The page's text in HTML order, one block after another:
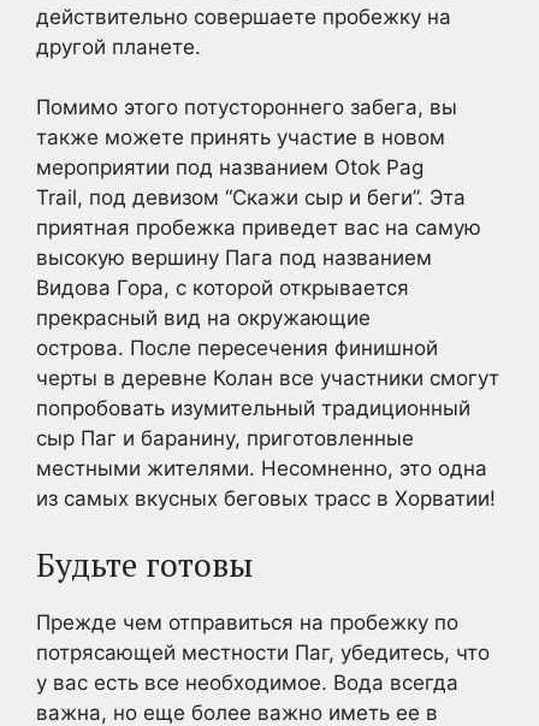
действительно совершаете пробежку на
другой планете.
Помимо этого потустороннего забега, вы
также можете принять участие в новом
мероприятии под названием Otok Pag
Trail, под девизом “Скажи сыр и беги”. Эта
приятная пробежка приведет вас на самую
высокую вершину Пага под названием
Видова Гора, с которой открывается
прекрасный вид на окружающие
острова. После пересечения финишной
черты в деревне Колан все участники смогут
попробовать изумительный традиционный
сыр Паг и баранину, приготовленные
местными жителями. Несомненно, это одна
из самых вкусных беговых трасс в Хорватии!
Будьте готовы
Прежде чем отправиться на пробежку по
потрясающей местности Паг, убедитесь, что
у вас есть все необходимое. Вода всегда
важна, но еще более важно иметь ее в